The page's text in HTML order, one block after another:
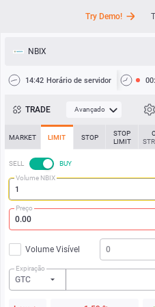
Try Demo!
ALTERAR
-0.19 %
-0.01 %
0.37 %
-0.25 %
-0.10 %
1.86 %
NBIX
14:42 Horário de servidor
TRADE Avançado
MARKET LIMIT STOP
STOP
LIMIT
SELL
BUY
Volume NBIX
Preço
Volume Visível
Expiração
GTC